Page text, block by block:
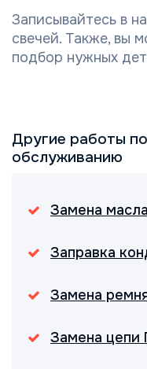
Записывайтесь в
свечей. Также, вы
подбор нужных
Другие работы
обслуживанию
Замена
Заправка
Замена
Замена цепи